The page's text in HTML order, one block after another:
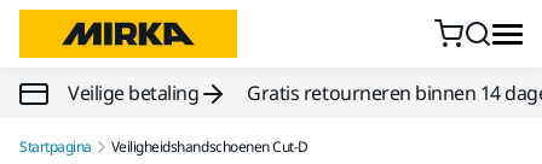
Doorgaan naar inhoud
Veilige betaling Gratis retourneren binnen 14
Startpagina Veiligheidshandschoenen Cut-D